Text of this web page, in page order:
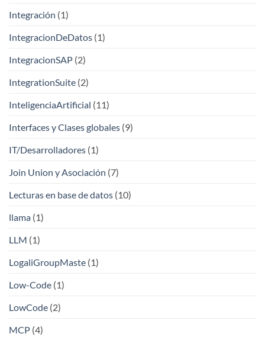
Integración (1)
IntegracionDeDatos (1)
IntegracionSAP (2)
IntegrationSuite (2)
InteligenciaArtificial (11)
Interfaces y Clases globales (9)
IT/Desarrolladores (1)
Join Union y Asociación (7)
Lecturas en base de datos (10)
llama (1)
LLM (1)
LogaliGroupMaste (1)
Low-Code (1)
LowCode (2)
MCP (4)